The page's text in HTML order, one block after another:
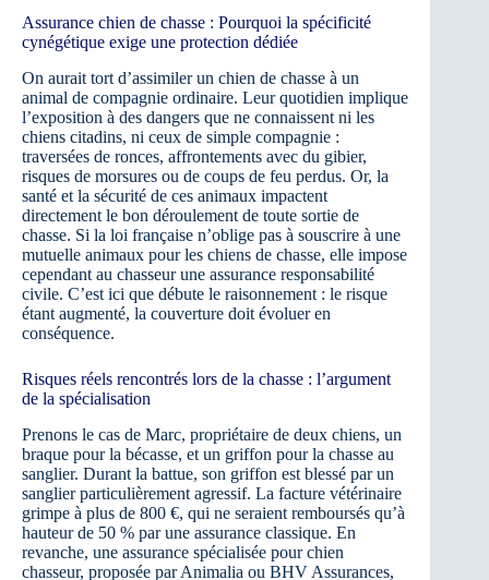
Assurance chien de chasse : Pourquoi la spécificité
cynégétique exige une protection dédiée
On aurait tort d’assimiler un chien de chasse à un
animal de compagnie ordinaire. Leur quotidien implique
l’exposition à des dangers que ne connaissent ni les
chiens citadins, ni ceux de simple compagnie :
traversées de ronces, affrontements avec du gibier,
risques de morsures ou de coups de feu perdus. Or, la
santé et la sécurité de ces animaux impactent
directement le bon déroulement de toute sortie de
chasse. Si la loi française n’oblige pas à souscrire à une
mutuelle animaux pour les chiens de chasse, elle impose
cependant au chasseur une assurance responsabilité
civile. C’est ici que débute le raisonnement : le risque
étant augmenté, la couverture doit évoluer en
conséquence.
Risques réels rencontrés lors de la chasse : l’argument
de la spécialisation
Prenons le cas de Marc, propriétaire de deux chiens, un
braque pour la bécasse, et un griffon pour la chasse au
sanglier. Durant la battue, son griffon est blessé par un
sanglier particulièrement agressif. La facture vétérinaire
grimpe à plus de 800 €, qui ne seraient remboursés qu’à
hauteur de 50 % par une assurance classique. En
revanche, une assurance spécialisée pour chien
chasseur, proposée par Animalia ou BHV Assurances,